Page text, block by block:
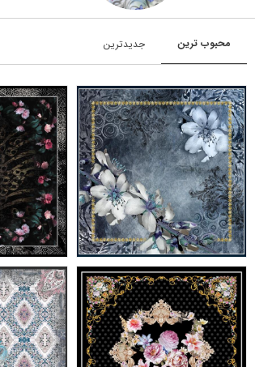
محبوب‌‌‌ ترین جدیدترین